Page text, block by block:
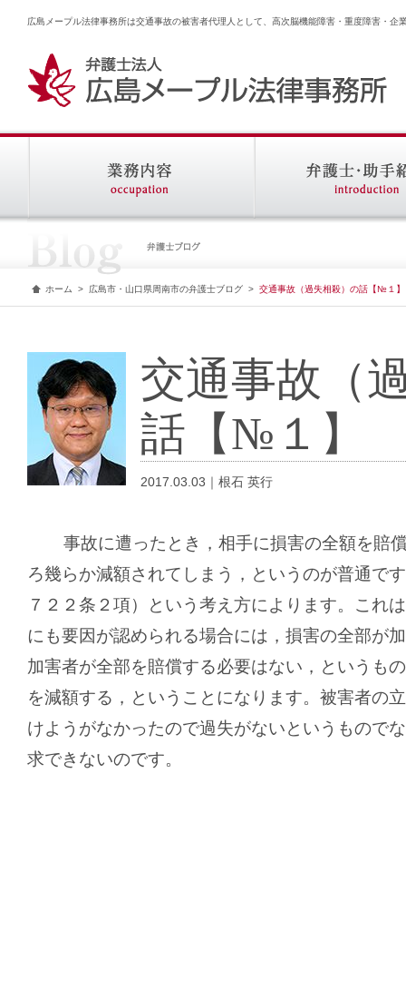
広島メープル法律事務所は交通事故の被害者代理人として、高次脳機能障害・重度障害・企
ホーム > 広島市・山口県周南市の弁護士ブログ > 交通事故（過失相殺）の話【№１】
交通事故（
話【№１】
2017.03.03｜根石 英行
事故に遭ったとき，相手に損害の全額を賠
ろ幾らか減額されてしまう，というのが普通で
７２２条２項）という考え方によります。これ
にも要因が認められる場合には，損害の全部が
加害者が全部を賠償する必要はない，というも
を減額する，ということになります。被害者の
けようがなかったので過失がないというもので
求できないのです。